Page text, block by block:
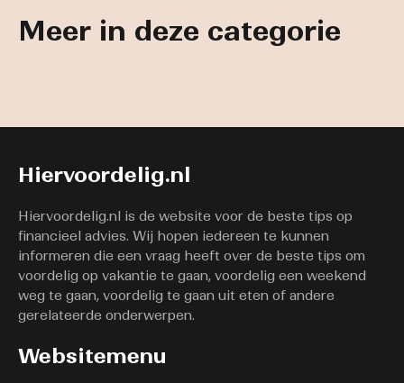
Meer in deze categorie
Hiervoordelig.nl
Hiervoordelig.nl is de website voor de beste tips op
financieel advies. Wij hopen iedereen te kunnen
informeren die een vraag heeft over de beste tips om
voordelig op vakantie te gaan, voordelig een weekend
weg te gaan, voordelig te gaan uit eten of andere
gerelateerde onderwerpen.
Websitemenu